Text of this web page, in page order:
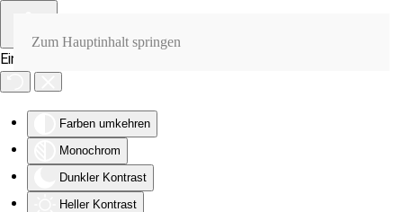
Eingabehilfen öffnen
Farben umkehren
Monochrom
Dunkler Kontrast
Heller Kontrast
Zum Hauptinhalt springen